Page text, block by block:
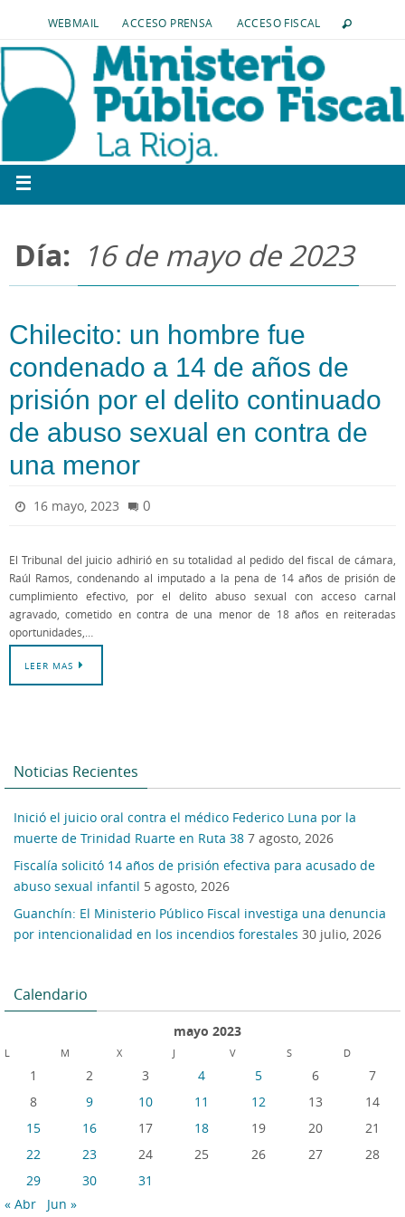
WEBMAIL ACCESO PRENSA ACCESO FISCAL
Día: 16 de mayo de 2023
Chilecito: un hombre fue
condenado a 14 de años de
prisión por el delito continuado
de abuso sexual en contra de
una menor
16 mayo, 2023 0
El Tribunal del juicio adhirió en su totalidad al pedido del fiscal de cámara,
Raúl Ramos, condenando al imputado a la pena de 14 años de prisión de
cumplimiento efectivo, por el delito abuso sexual con acceso carnal
agravado, cometido en contra de una menor de 18 años en reiteradas
oportunidades,…
LEER MAS
Noticias Recientes
Inició el juicio oral contra el médico Federico Luna por la
muerte de Trinidad Ruarte en Ruta 38 7 agosto, 2026
Fiscalía solicitó 14 años de prisión efectiva para acusado de
abuso sexual infantil 5 agosto, 2026
Guanchín: El Ministerio Público Fiscal investiga una denuncia
por intencionalidad en los incendios forestales 30 julio, 2026
Calendario
mayo 2023
L M X J V S D
1 2 3 4 5 6
7
8
9 10 11 12 13
14
15
16 17 18 19 20
21
22
23 24 25 26 27
28
29
30
31
« Abr
Jun »